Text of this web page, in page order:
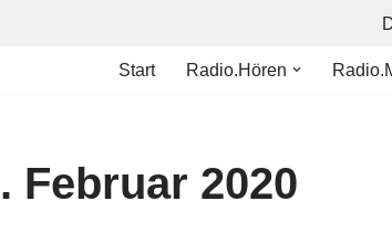
Start Radio.Hören
Februar 2020